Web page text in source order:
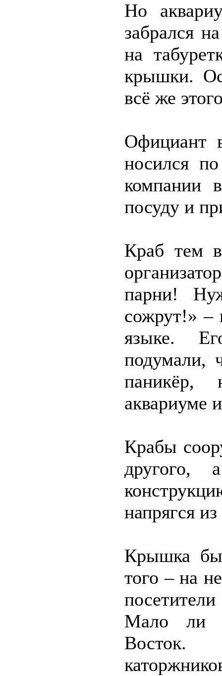
Но
забрался
на
крышки.
всё же
Официант
носился
компании
посуду и
Краб тем
парни!
сожрут!» –
языке.
подумали,
паникёр,
аквариуме
Крабы
другого,
напрягся
Крышка
того – на
Мало ли
Восток.